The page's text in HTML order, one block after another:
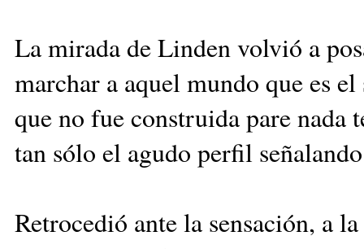
La mirada de Linden volvió a
marchar a aquel mundo que es
que no fue construida pare nada
tan sólo el agudo perfil
Retrocedió ante la sensación, a